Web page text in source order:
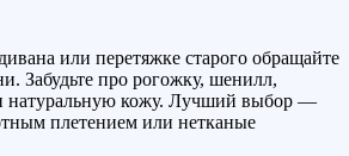
или перетяжке старого обращайте
Забудьте про рогожку, шенилл,
натуральную кожу. Лучший выбор —
плетением или нетканые